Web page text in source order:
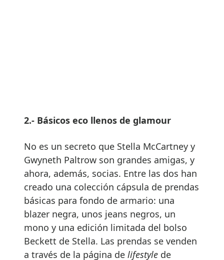
2.- Básicos eco llenos de glamour
No es un secreto que Stella McCartney y
Gwyneth Paltrow son grandes amigas, y
ahora, además, socias. Entre las dos han
creado una colección cápsula de prendas
básicas para fondo de armario: una
blazer negra, unos jeans negros, un
mono y una edición limitada del bolso
Beckett de Stella. Las prendas se venden
a través de la página de lifestyle de